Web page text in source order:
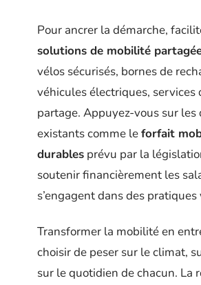
Pour ancrer la démarche,
solutions de mobilité
vélos sécurisés, bornes de
véhicules électriques, services
partage. Appuyez-vous sur les
existants comme leforfait
durables prévu par la
soutenir financièrement les
s’engagent dans des
Transformer la mobilité en
choisir de peser sur le climat,
sur le quotidien de chacun. La